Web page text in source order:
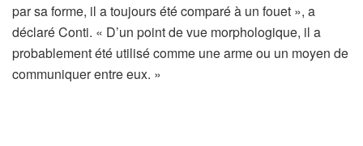
par sa forme, il a toujours été comparé à un fouet », a
déclaré Conti. « D’un point de vue morphologique, il a
probablement été utilisé comme une arme ou un moyen de
communiquer entre eux. »